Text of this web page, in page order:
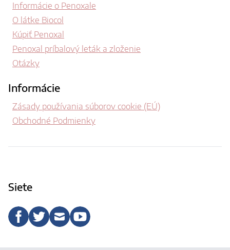
Informácie o Penoxale
O látke Biocol
Kúpiť Penoxal
Penoxal príbalový leták a zloženie
Otázky
Informácie
Zásady používania súborov cookie (EÚ)
Obchodné Podmienky
Siete